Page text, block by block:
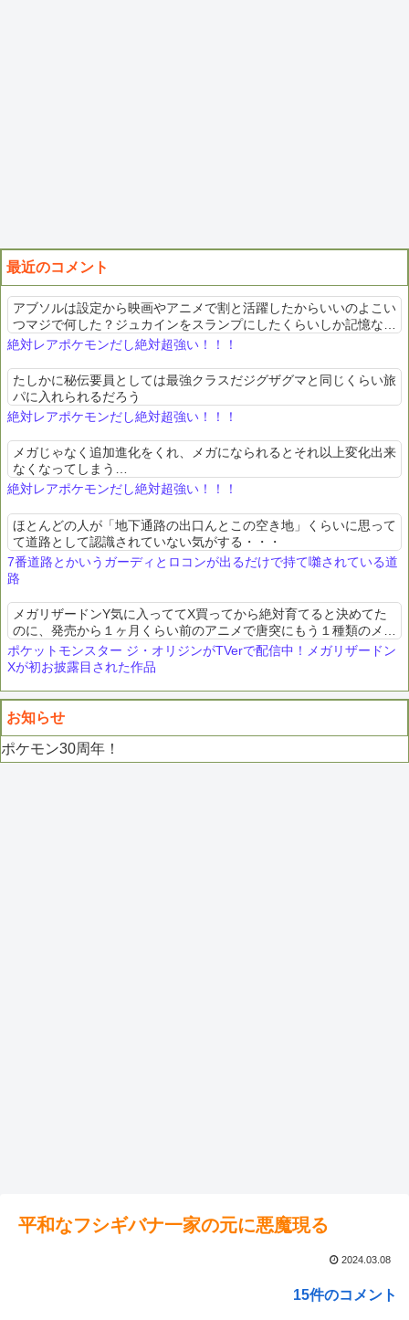
最近のコメント
アブソルは設定から映画やアニメで割と活躍したからいいのよこい
つマジで何した？ジュカインをスランプにしたくらいしか記憶ない
わポケスペとかでもヒロインの手持ちなのにバナナを風呂でむしら
絶対レアポケモンだし絶対超強い！！！
たしかに秘伝要員としては最強クラスだジグザグマと同じくらい旅
パに入れられるだろう
絶対レアポケモンだし絶対超強い！！！
メガじゃなく追加進化をくれ、メガになられるとそれ以上変化出来
なくなってしまう…
絶対レアポケモンだし絶対超強い！！！
ほとんどの人が「地下通路の出口んとこの空き地」くらいに思って
て道路として認識されていない気がする・・・
7番道路とかいうガーディとロコンが出るだけで持て囃されている道
路
メガリザードンY気に入っててX買ってから絶対育てると決めてた
のに、発売から１ヶ月くらい前のアニメで唐突にもう１種類のメガ
リザードンが発表されてバージョンによって違うと唐突に発表され
た時はガッカリしたな...
ポケットモンスター ジ・オリジンがTVerで配信中！メガリザードン
Xが初お披露目された作品
お知らせ
ポケモン30周年！
平和なフシギバナ一家の元に悪魔現る
2024.03.08
15件のコメント